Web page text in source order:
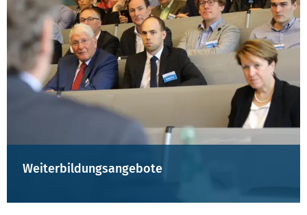
Weiterbildungsangebote